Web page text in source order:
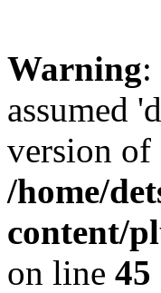
Warning:
assumed
version of
/home/
content/
on line 45